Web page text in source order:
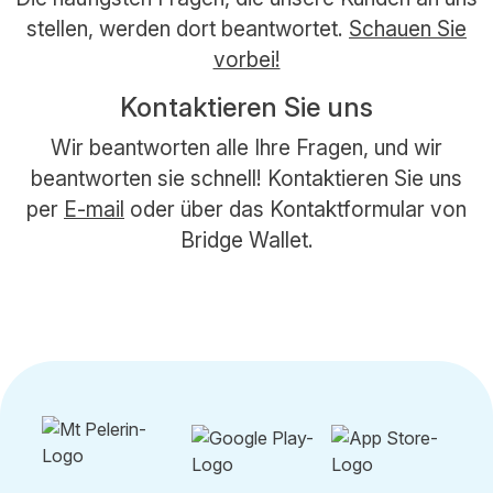
stellen, werden dort beantwortet. Schauen Sie
vorbei!
Kontaktieren Sie uns
Wir beantworten alle Ihre Fragen, und wir
beantworten sie schnell! Kontaktieren Sie uns
per E-mail oder über das Kontaktformular von
Bridge Wallet.